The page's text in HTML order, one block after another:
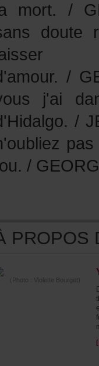
(Photo:VioletteBourget)